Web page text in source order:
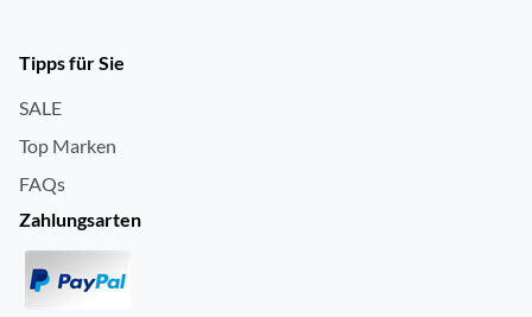
Tipps für Sie
SALE
Top Marken
FAQs
Zahlungsarten